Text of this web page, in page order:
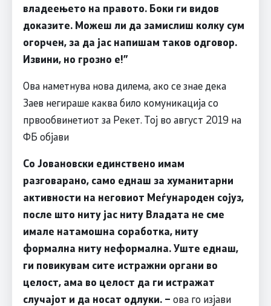
владеењето на правото. Боки ги видов
доказите. Можеш ли да замислиш колку сум
огорчен, за да јас напишам таков одговор.
Извини, но грозно е!”
Ова наметнува нова дилема, ако се знае дека
Заев негираше каква било комуникација со
првообвинетиот за Рекет. Тој во август 2019 на
ФБ објави
Со Јовановски единствено имам
разговарано, само еднаш за хуманитарни
активности на неговиот Меѓународен сојуз,
после што ниту јас ниту Владата не сме
имале натамошна соработка, ниту
формална ниту неформална. Уште еднаш,
ги повикувам сите истражни органи во
целост, ама во целост да ги истражат
случајот и да носат одлуки. – ова го изјави